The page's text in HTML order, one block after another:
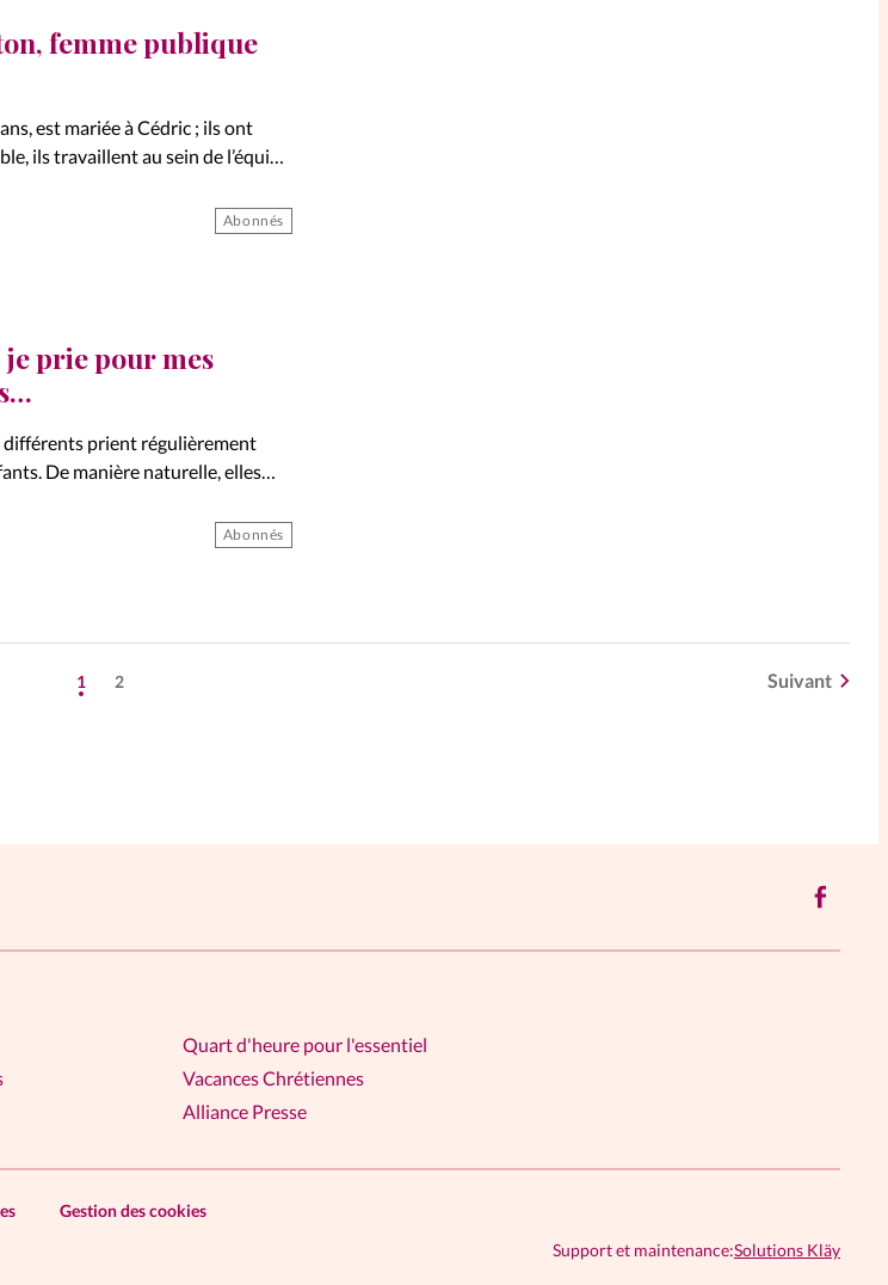
femme publique
est mariée à Cédric ; ils ont
ils travaillent au sein de l’équipe
Abonnés
prie pour mes
différents prient régulièrement
De manière naturelle, elles
intergénérationnels sont Abonnés
1 2 Suivant
Quart d'heure pour l'essentiel
Vacances Chrétiennes
Alliance Presse
Gestion des cookies
Support et maintenance:Solutions Kläy